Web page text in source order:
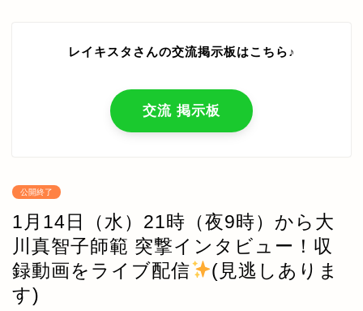
レイキスタさんの交流掲示板はこちら♪
交流 掲示板
公開終了
1月14日（水）21時（夜9時）から大
川真智子師範 突撃インタビュー！収
録動画をライブ配信
(見逃しありま
す)